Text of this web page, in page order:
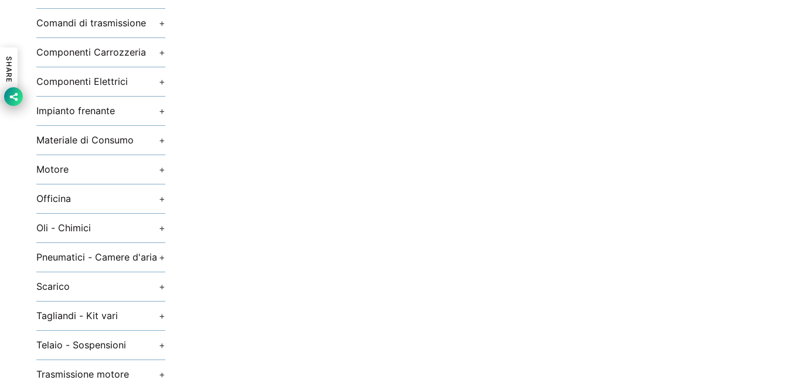
Comandi di trasmissione +
Componenti Carrozzeria +
Componenti Elettrici +
Impianto frenante +
Materiale di Consumo +
Motore +
Officina +
Oli - Chimici +
Pneumatici - Camere d'aria +
Scarico +
Tagliandi - Kit vari +
Telaio - Sospensioni +
Trasmissione motore +
SHARE